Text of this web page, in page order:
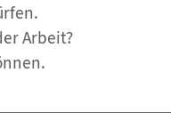
Arbeit?